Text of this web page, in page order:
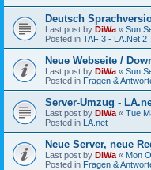
Deutsch
Last post by DiWa « Sun
Posted in TAF 3 - LA.Net 2
Neue Webseite /
Last post by DiWa « Sun
Posted in Fragen &
Server-Umzug -
Last post by DiWa « Tue
Posted in LA.net
Neue Server, neue
Last post by DiWa « Mon
Posted in Fragen &